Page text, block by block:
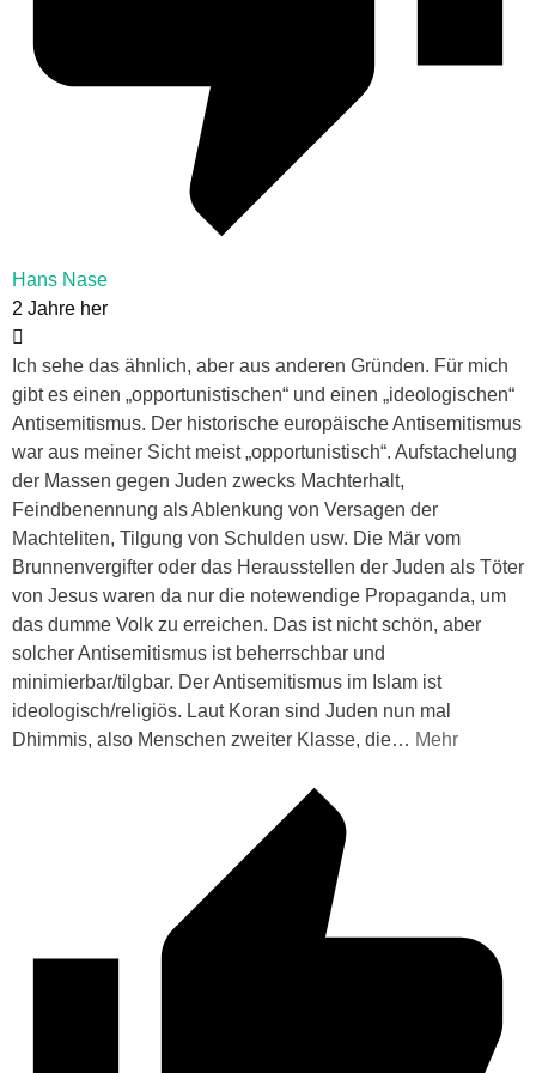
Hans Nase
2 Jahre her
Ich sehe das ähnlich, aber aus anderen Gründen. Für mich
gibt es einen „opportunistischen“ und einen „ideologischen“
Antisemitismus. Der historische europäische Antisemitismus
war aus meiner Sicht meist „opportunistisch“. Aufstachelung
der Massen gegen Juden zwecks Machterhalt,
Feindbenennung als Ablenkung von Versagen der
Machteliten, Tilgung von Schulden usw. Die Mär vom
Brunnenvergifter oder das Herausstellen der Juden als Töter
von Jesus waren da nur die notewendige Propaganda, um
das dumme Volk zu erreichen. Das ist nicht schön, aber
solcher Antisemitismus ist beherrschbar und
minimierbar/tilgbar. Der Antisemitismus im Islam ist
ideologisch/religiös. Laut Koran sind Juden nun mal
Dhimmis, also Menschen zweiter Klasse, die… Mehr